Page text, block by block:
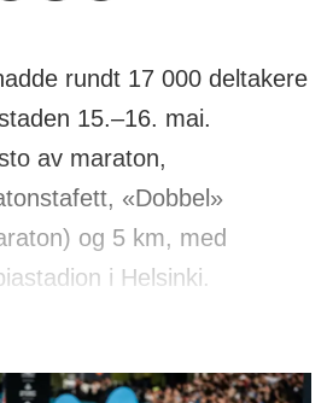
rundt 17 000 deltakere
15.–16. mai.
av maraton,
«Dobbel»
og 5 km, med
i Helsinki.